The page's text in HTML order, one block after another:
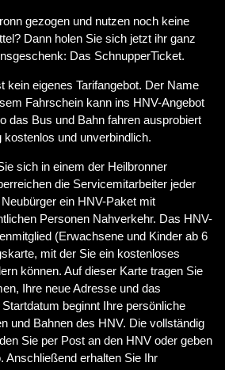
gezogen und nutzen noch keine
Dann holen Sie sich jetzt ihr ganz
Das SchnupperTicket.
kein eigenes Tarifangebot. Der Name
Fahrschein kann ins HNV-Angebot
das Bus und Bahn fahren ausprobiert
und unverbindlich.
sich in einem der Heilbronner
die Servicemitarbeiter jeder
ein HNV-Paket mit
Personen Nahverkehr. Das HNV-
(Erwachsene und Kinder ab 6
mit der Sie ein kostenloses
können. Auf dieser Karte tragen Sie
Ihre neue Adresse und das
beginnt Ihre persönliche
und Bahnen des HNV. Die vollständig
Sie per Post an den HNV oder geben
Anschließend erhalten Sie Ihr